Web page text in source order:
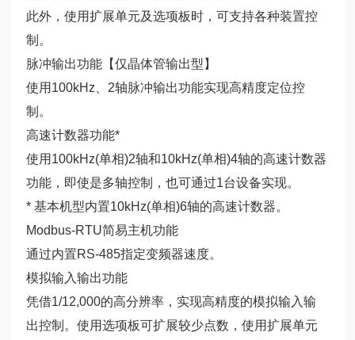
此外，使用扩展单元及选项板时，可支持各种装置控
制。
脉冲输出功能【仅晶体管输出型】
使用100kHz、2轴脉冲输出功能实现高精度定位控
制。
高速计数器功能*
使用100kHz(单相)2轴和10kHz(单相)4轴的高速计数器
功能，即使是多轴控制，也可通过1台设备实现。
* 基本机型内置10kHz(单相)6轴的高速计数器。
Modbus-RTU简易主机功能
通过内置RS-485指定变频器速度。
模拟输入输出功能
凭借1/12,000的高分辨率，实现高精度的模拟输入输
出控制。使用选项板可扩展较少点数，使用扩展单元